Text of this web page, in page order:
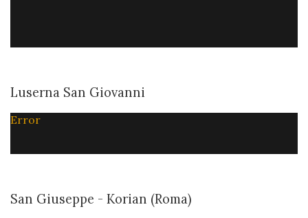
Luserna San Giovanni
Error
San Giuseppe - Korian (Roma)